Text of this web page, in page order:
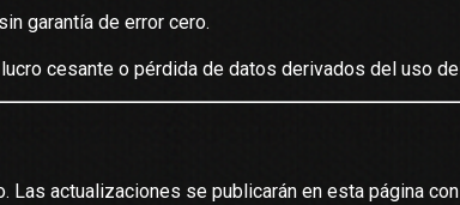
garantía de error cero.
cesante o pérdida de datos derivados del uso
actualizaciones se publicarán en esta página